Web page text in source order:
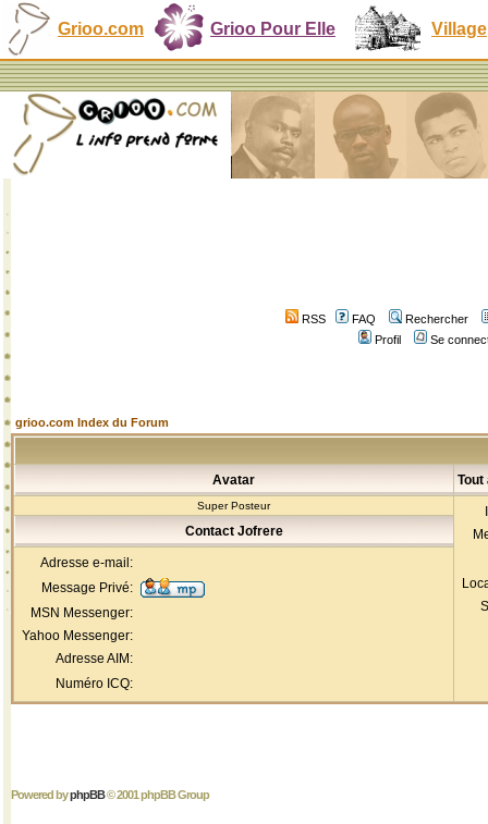
Grioo.com Grioo Pour Elle Village
RSS FAQ
Rechercher
Profil
Se
grioo.com Index du Forum
Avatar Tout
Super Posteur
Contact Jofrere
Adresse e-mail:
Message Privé:
MSN Messenger:
Yahoo Messenger:
Adresse AIM:
Numéro ICQ:
Powered byphpBB© 2001 phpBB Group